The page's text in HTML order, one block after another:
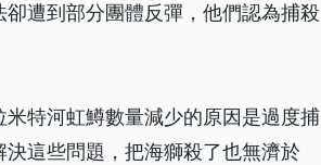
遭到部分團體反彈，他們認為捕殺
特河虹鱒數量減少的原因是過度捕
這些問題，把海獅殺了也無濟於